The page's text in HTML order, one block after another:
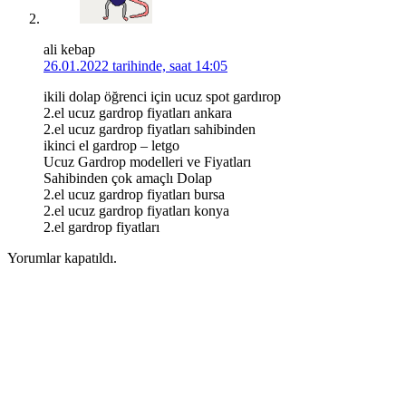
ali kebap
26.01.2022 tarihinde, saat 14:05
ikili dolap öğrenci için ucuz spot gardırop
2.el ucuz gardrop fiyatları ankara
2.el ucuz gardrop fiyatları sahibinden
ikinci el gardrop – letgo
Ucuz Gardrop modelleri ve Fiyatları
Sahibinden çok amaçlı Dolap
2.el ucuz gardrop fiyatları bursa
2.el ucuz gardrop fiyatları konya
2.el gardrop fiyatları
Yorumlar kapatıldı.